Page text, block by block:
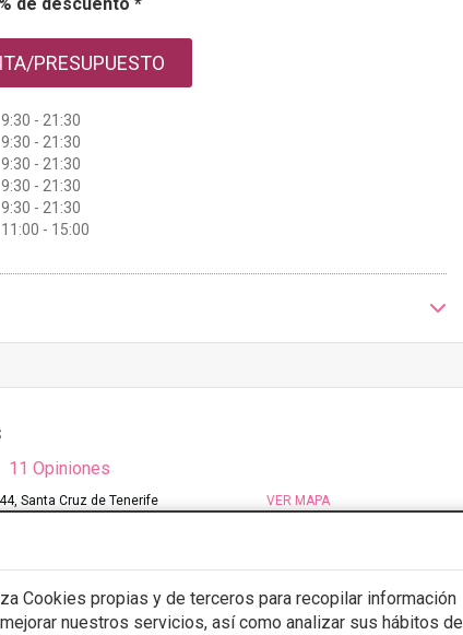
Cookies propias y de terceros para recopilar información
nuestros servicios, así como analizar sus hábitos de
PRESUPUESTO
9:30 - 21:30
9:30 - 21:30
9:30 - 21:30
9:30 - 21:30
9:30 - 21:30
11:00 - 15:00
11 Opiniones
Santa Cruz de Tenerife VER MAPA
Desde 500€